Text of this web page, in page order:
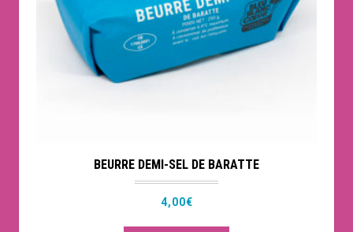
BEURRE DEMI-SEL DE BARATTE
4,00€